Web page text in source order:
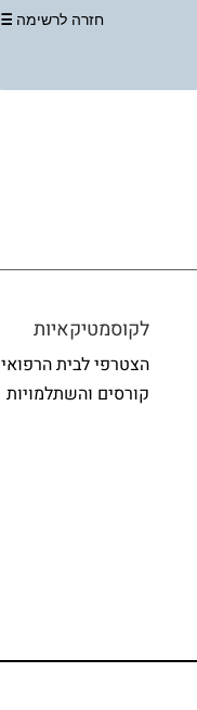
חזרה לרשימה
לקוסמטיקאיות
הצטרפי לבית הרפואי
קורסים והשתלמויות